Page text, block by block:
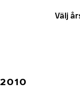
Välj
2010